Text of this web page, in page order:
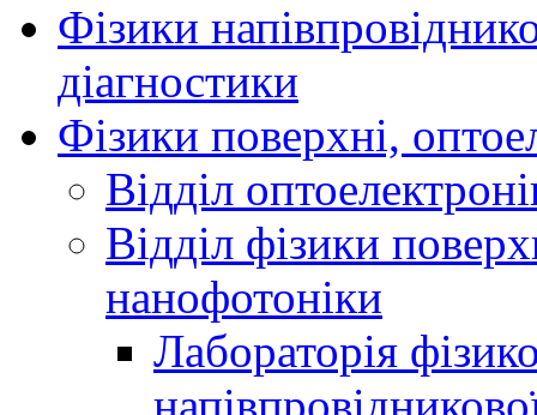
Фізики
діагностики
Фізики поверхні,
Відділ
Відділ фізики
нанофотоніки
Лабораторія